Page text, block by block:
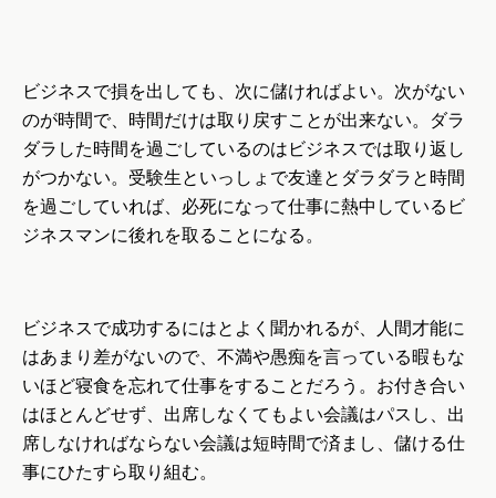
ビジネスで損を出しても、次に儲ければよい。次がない
のが時間で、時間だけは取り戻すことが出来ない。ダラ
ダラした時間を過ごしているのはビジネスでは取り返し
がつかない。受験生といっしょで友達とダラダラと時間
を過ごしていれば、必死になって仕事に熱中しているビ
ジネスマンに後れを取ることになる。
ビジネスで成功するにはとよく聞かれるが、人間才能に
はあまり差がないので、不満や愚痴を言っている暇もな
いほど寝食を忘れて仕事をすることだろう。お付き合い
はほとんどせず、出席しなくてもよい会議はパスし、出
席しなければならない会議は短時間で済まし、儲ける仕
事にひたすら取り組む。